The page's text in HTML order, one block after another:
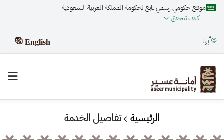
موقع حكومي رسمي تابع لحكومة المملكة العربية السعودية
كيف تتحقق
أبها English
الرئيسية تفاصيل الخدمة